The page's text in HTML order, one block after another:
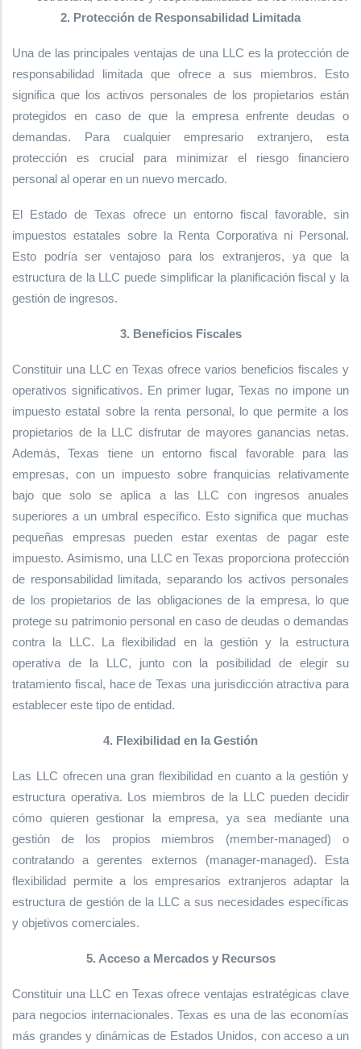
2. Protección de Responsabilidad Limitada
Una de las principales ventajas de una LLC es la protección de
responsabilidad limitada que ofrece a sus miembros. Esto
significa que los activos personales de los propietarios están
protegidos en caso de que la empresa enfrente deudas o
demandas. Para cualquier empresario extranjero, esta
protección es crucial para minimizar el riesgo financiero
personal al operar en un nuevo mercado.
El Estado de Texas ofrece un entorno fiscal favorable, sin
impuestos estatales sobre la Renta Corporativa ni Personal.
Esto podría ser ventajoso para los extranjeros, ya que la
estructura de la LLC puede simplificar la planificación fiscal y la
gestión de ingresos.
3. Beneficios Fiscales
Constituir una LLC en Texas ofrece varios beneficios fiscales y
operativos significativos. En primer lugar, Texas no impone un
impuesto estatal sobre la renta personal, lo que permite a los
propietarios de la LLC disfrutar de mayores ganancias netas.
Además, Texas tiene un entorno fiscal favorable para las
empresas, con un impuesto sobre franquicias relativamente
bajo que solo se aplica a las LLC con ingresos anuales
superiores a un umbral específico. Esto significa que muchas
pequeñas empresas pueden estar exentas de pagar este
impuesto. Asimismo, una LLC en Texas proporciona protección
de responsabilidad limitada, separando los activos personales
de los propietarios de las obligaciones de la empresa, lo que
protege su patrimonio personal en caso de deudas o demandas
contra la LLC. La flexibilidad en la gestión y la estructura
operativa de la LLC, junto con la posibilidad de elegir su
tratamiento fiscal, hace de Texas una jurisdicción atractiva para
establecer este tipo de entidad.
4. Flexibilidad en la Gestión
Las LLC ofrecen una gran flexibilidad en cuanto a la gestión y
estructura operativa. Los miembros de la LLC pueden decidir
cómo quieren gestionar la empresa, ya sea mediante una
gestión de los propios miembros (member-managed) o
contratando a gerentes externos (manager-managed). Esta
flexibilidad permite a los empresarios extranjeros adaptar la
estructura de gestión de la LLC a sus necesidades específicas
y objetivos comerciales.
5. Acceso a Mercados y Recursos
Constituir una LLC en Texas ofrece ventajas estratégicas clave
para negocios internacionales. Texas es una de las economías
más grandes y dinámicas de Estados Unidos, con acceso a un